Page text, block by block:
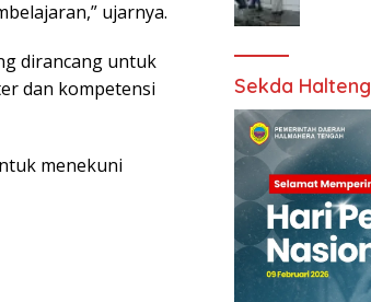
ujarnya.
dirancang untuk
dan kompetensi
menekuni
Sekda Halteng